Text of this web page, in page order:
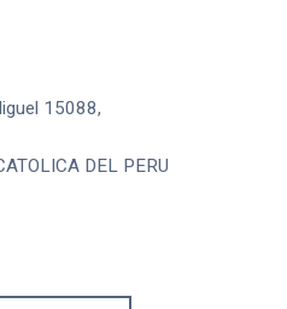
15088,
DEL PERU